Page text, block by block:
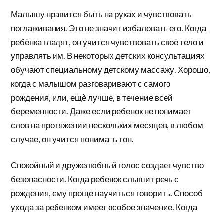
Малышу нравится быть на руках и чувствовать
поглаживания. Это не значит избаловать его. Когда
ребѐнка гладят, он учится чувствовать своѐ тело и
управлять им. В некоторых детских консультациях
обучают специальному детскому массажу. Хорошо,
когда с малышом разговаривают с самого
рождения, или, ещѐ лучше, в течение всей
беременности. Даже если ребенок не понимает
слов на протяжении нескольких месяцев, в любом
случае, он учится понимать тон.
Спокойный и дружелюбный голос создает чувство
безопасности. Когда ребенок слышит речь с
рождения, ему проще научиться говорить. Способ
ухода за ребенком имеет особое значение. Когда